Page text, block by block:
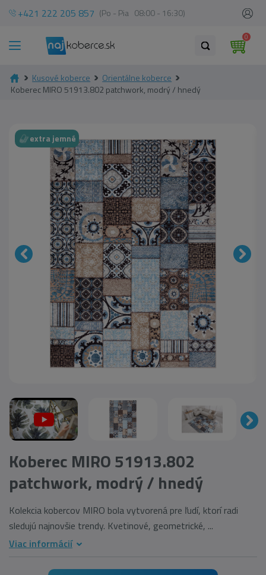
+421 222 205 857 (Po - Pia 08:00 - 16:30)
0
Kusové koberce
Orientálne koberce
Koberec MIRO 51913.802 patchwork, modrý / hnedý
extra jemné
Koberec MIRO 51913.802
patchwork, modrý / hnedý
Kolekcia kobercov MIRO bola vytvorená pre ľudí, ktorí radi
sledujú najnovšie trendy. Kvetinové, geometrické, ...
Viac informácií